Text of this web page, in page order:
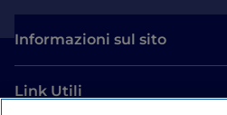
Informazioni sul sito
Link Utili